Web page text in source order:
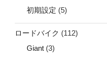
初期設定 (5)
ロードバイク (112)
Giant (3)